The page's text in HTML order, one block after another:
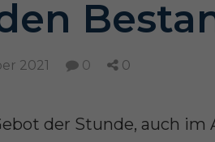
2021 0 0
der Stunde, auch